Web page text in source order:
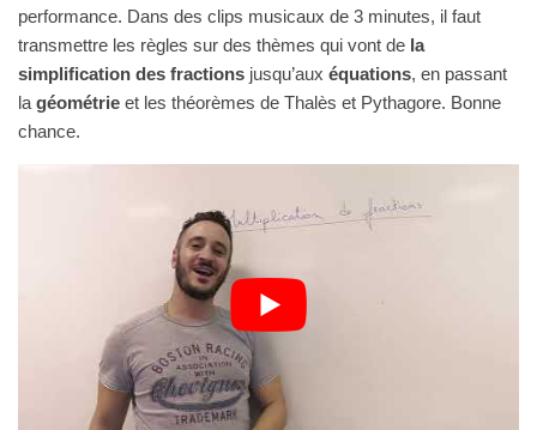
performance. Dans des clips musicaux de 3 minutes, il faut
transmettre les règles sur des thèmes qui vont de la
simplification des fractions jusqu’aux équations, en passant
la géométrie et les théorèmes de Thalès et Pythagore. Bonne
chance.